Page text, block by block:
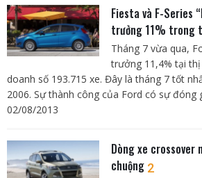
Fiesta và F-Series
trưởng 11% trong
Tháng 7 vừa qua,
trưởng 11,4% tại
doanh số 193.715 xe. Đây là tháng 7 tốt
2006. Sự thành công của Ford có sự đóng
02/08/2013
Dòng xe crossover
chuộng 2